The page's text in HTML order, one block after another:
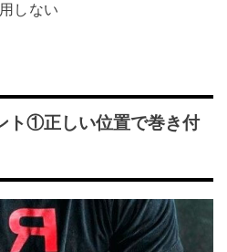
しない
ト①正しい位置で巻き付